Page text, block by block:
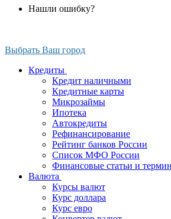
Нашли ошибку?
Выбрать Ваш город
Кредиты
Кредит наличными
Кредитные карты
Микрозаймы
Ипотека
Автокредиты
Рефинансирование
Рейтинг банков России
Список МФО России
Финансовые статьи и
Валюта
Курсы валют
Курс доллара
Курс евро